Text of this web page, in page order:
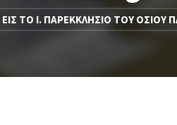
ΕΙΣ ΤΟ Ι. ΠΑΡΕΚΚΛΗΣΙΟ ΤΟΥ